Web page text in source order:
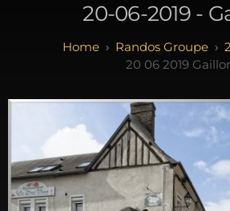
20-06-2019 -
Randos Groupe
20 06 2019